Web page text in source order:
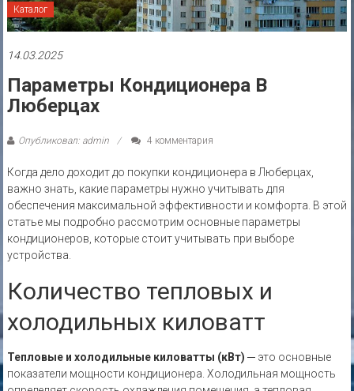
Каталог
14.03.2025
Параметры Кондиционера В
Люберцах
Опубликовал: admin 4 комментария
Когда дело доходит до покупки кондиционера в Люберцах,
важно знать, какие параметры нужно учитывать для
обеспечения максимальной эффективности и комфорта. В этой
статье мы подробно рассмотрим основные параметры
кондиционеров, которые стоит учитывать при выборе
устройства.
Количество тепловых и
холодильных киловатт
Тепловые и холодильные киловатты (кВт) ─ это основные
показатели мощности кондиционера. Холодильная мощность